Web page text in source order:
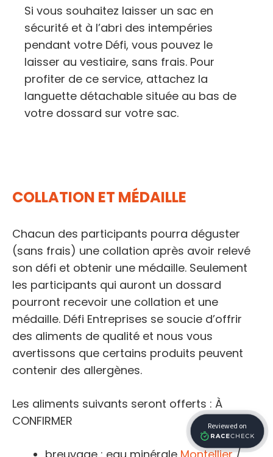
Si vous souhaitez laisser un sac en
sécurité et à l’abri des intempéries
pendant votre Défi, vous pouvez le
laisser au vestiaire, sans frais. Pour
profiter de ce service, attachez la
languette détachable située au bas de
votre dossard sur votre sac.
COLLATION ET MÉDAILLE
Chacun des participants pourra déguster
(sans frais) une collation après avoir relevé
son défi et obtenir une médaille. Seulement
les participants qui auront un dossard
pourront recevoir une collation et une
médaille. Défi Entreprises se soucie d’offrir
des aliments de qualité et nous vous
avertissons que certains produits peuvent
contenir des allergènes.
Les aliments suivants seront offerts : À
CONFIRMER